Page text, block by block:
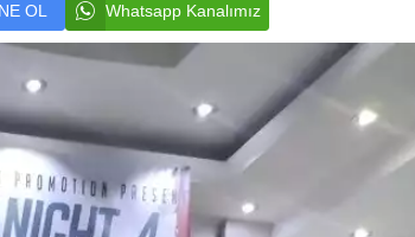
OL Whatsapp Kanalımız